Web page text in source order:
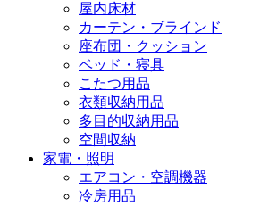
屋内床材
カーテン・ブラインド
座布団・クッション
ベッド・寝具
こたつ用品
衣類収納用品
多目的収納用品
空間収納
家電・照明
エアコン・空調機器
冷房用品